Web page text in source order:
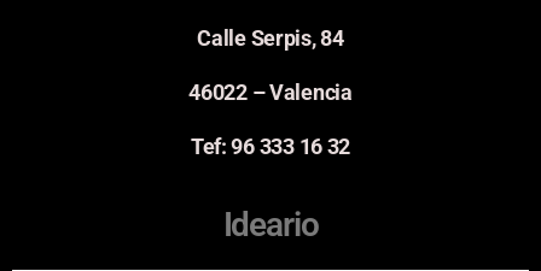
Calle Serpis, 84
46022 – Valencia
Tef: 96 333 16 32
Ideario